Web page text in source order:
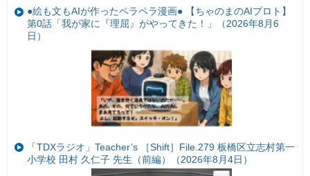
●絵も文もAIが作ったペラペラ漫画● 【ちゃのまのAIプロト】
第0話「我が家に『理屈』がやってきた！」（2026年8月6
日）
「TDXラジオ」Teacher’s ［Shift］File.279 板橋区立志村第一
小学校 田村 久仁子 先生（前編）（2026年8月4日）